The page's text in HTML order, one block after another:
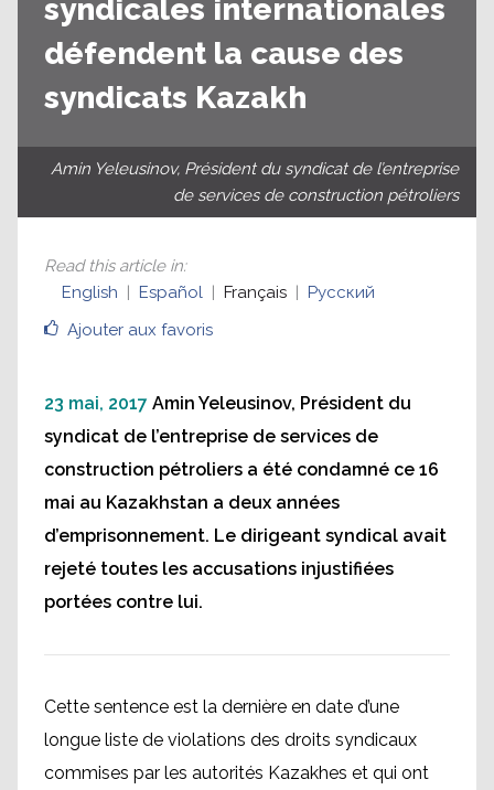
syndicales internationales
défendent la cause des
syndicats Kazakh
Amin Yeleusinov, Président du syndicat de l’entreprise
de services de construction pétroliers
Ajouter aux favoris
Read this article in:
English
Español Français Русский
23 mai, 2017 Amin Yeleusinov, Président du
syndicat de l’entreprise de services de
construction pétroliers a été condamné ce 16
mai au Kazakhstan a deux années
d’emprisonnement. Le dirigeant syndical avait
rejeté toutes les accusations injustifiées
portées contre lui.
Cette sentence est la dernière en date d’une
longue liste de violations des droits syndicaux
commises par les autorités Kazakhes et qui ont